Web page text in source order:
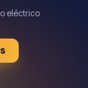
eléctrico